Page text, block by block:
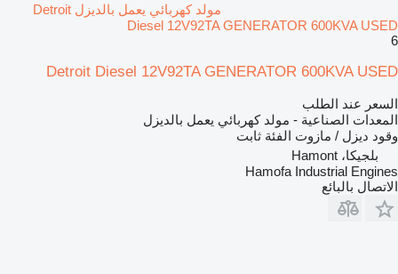
مولد كهربائي يعمل بالديزل Detroit
Diesel 12V92TA GENERATOR 600KVA USED
6
Detroit Diesel 12V92TA GENERATOR 600KVA USED
السعر عند الطلب
المعدات الصناعية - مولد كهربائي يعمل بالديزل
وقود ديزل / مازوت الفئة ثابت
بلجيكا، Hamont
Hamofa Industrial Engines
الاتصال بالبائع